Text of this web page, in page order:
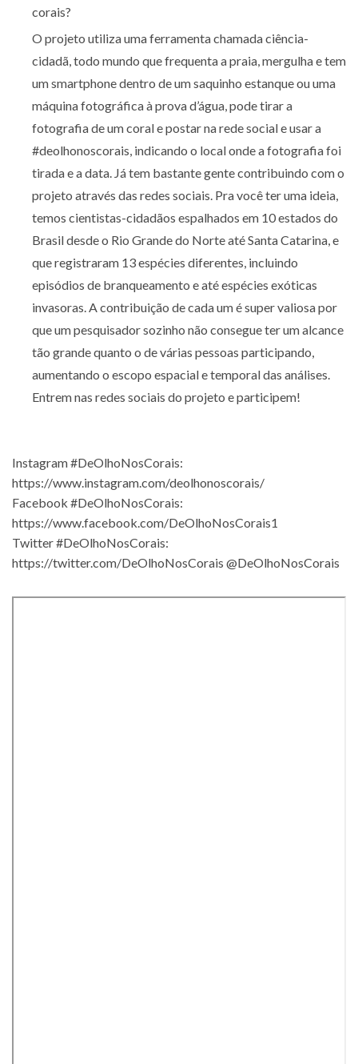
corais?
O projeto utiliza uma ferramenta chamada ciência-
cidadã, todo mundo que frequenta a praia, mergulha e tem
um smartphone dentro de um saquinho estanque ou uma
máquina fotográfica à prova d’água, pode tirar a
fotografia de um coral e postar na rede social e usar a
#deolhonoscorais, indicando o local onde a fotografia foi
tirada e a data. Já tem bastante gente contribuindo com o
projeto através das redes sociais. Pra você ter uma ideia,
temos cientistas-cidadãos espalhados em 10 estados do
Brasil desde o Rio Grande do Norte até Santa Catarina, e
que registraram 13 espécies diferentes, incluindo
episódios de branqueamento e até espécies exóticas
invasoras. A contribuição de cada um é super valiosa por
que um pesquisador sozinho não consegue ter um alcance
tão grande quanto o de várias pessoas participando,
aumentando o escopo espacial e temporal das análises.
Entrem nas redes sociais do projeto e participem!
Instagram #DeOlhoNosCorais:
https://www.instagram.com/deolhonoscorais/
Facebook #DeOlhoNosCorais:
https://www.facebook.com/DeOlhoNosCorais1
Twitter #DeOlhoNosCorais:
https://twitter.com/DeOlhoNosCorais @DeOlhoNosCorais